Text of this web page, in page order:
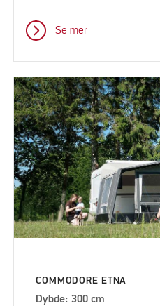
Se mer
COMMODORE ETNA
Dybde: 300 cm